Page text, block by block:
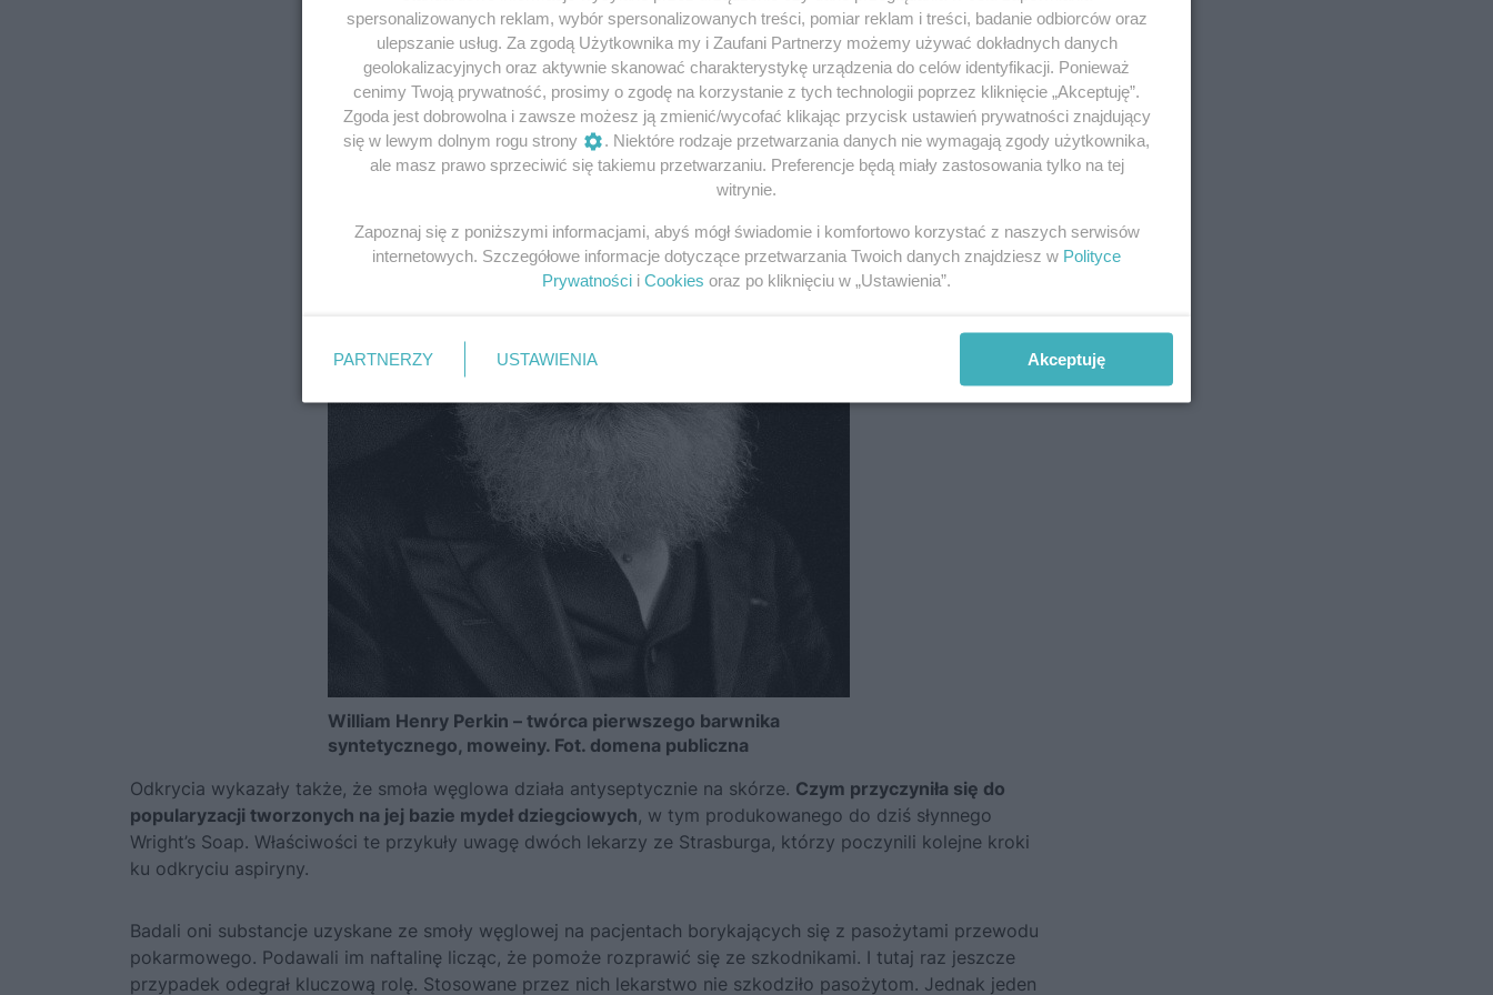
fot.domena publiczna
William Henry Perkin – twórca pierwszego barwnika
syntetycznego, moweiny. Fot. domena publiczna
Odkrycia wykazały także, że smoła węglowa działa antyseptycznie na skórze. Czym przyczyniła się do
popularyzacji tworzonych na jej bazie mydeł dziegciowych, w tym produkowanego do dziś słynnego
Wright’s Soap. Właściwości te przykuły uwagę dwóch lekarzy ze Strasburga, którzy poczynili kolejne kroki
ku odkryciu aspiryny.
Badali oni substancje uzyskane ze smoły węglowej na pacjentach borykających się z pasożytami przewodu
pokarmowego. Podawali im naftalinę licząc, że pomoże rozprawić się ze szkodnikami. I tutaj raz jeszcze
przypadek odegrał kluczową rolę. Stosowane przez nich lekarstwo nie szkodziło pasożytom. Jednak jeden
spersonalizowanych reklam, wybór spersonalizowanych treści, pomiar reklam i treści, badanie odbiorców oraz
ulepszanie usług. Za zgodą Użytkownika my i Zaufani Partnerzy możemy używać dokładnych danych
geolokalizacyjnych oraz aktywnie skanować charakterystykę urządzenia do celów identyfikacji. Ponieważ
cenimy Twoją prywatność, prosimy o zgodę na korzystanie z tych technologii poprzez kliknięcie „Akceptuję”.
Zgoda jest dobrowolna i zawsze możesz ją zmienić/wycofać klikając przycisk ustawień prywatności znajdujący
się w lewym dolnym rogu strony
. Niektóre rodzaje przetwarzania danych nie wymagają zgody użytkownika,
ale masz prawo sprzeciwić się takiemu przetwarzaniu. Preferencje będą miały zastosowania tylko na tej
witrynie.
Zapoznaj się z poniższymi informacjami, abyś mógł świadomie i komfortowo korzystać z naszych serwisów
internetowych. Szczegółowe informacje dotyczące przetwarzania Twoich danych znajdziesz w Polityce
Prywatności i Cookies oraz po kliknięciu w „Ustawienia”.
PARTNERZY USTAWIENIA Akceptuję